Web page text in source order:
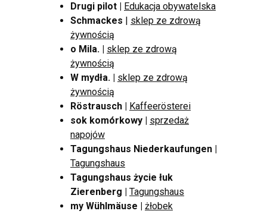
Drugi pilot |
Edukacja obywatelska
Schmackes
sklep ze zdrową
żywnością
o Mila.
sklep ze zdrową
żywnością
W mydła.
sklep ze zdrową
żywnością
Röstrausch
Kaffeerösterei
sok komórkowy | sprzedaż
napojów
Tagungshaus Niederkaufungen
Tagungshaus
Tagungshaus życie łuk
Zierenberg | Tagungshaus
my Wühlmäuse |
żłobek